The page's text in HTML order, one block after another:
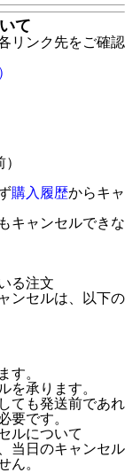
て
リンク先をご確認
購入履歴からキャ
キャンセルできな
る注文
ンセルは、以下の
す。
を承ります。
ても発送前であれ
要です。
ルについて
当日のキャンセル
ん。